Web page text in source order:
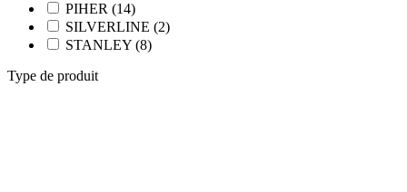
PIHER (14)
SILVERLINE (2)
STANLEY (8)
Type de produit